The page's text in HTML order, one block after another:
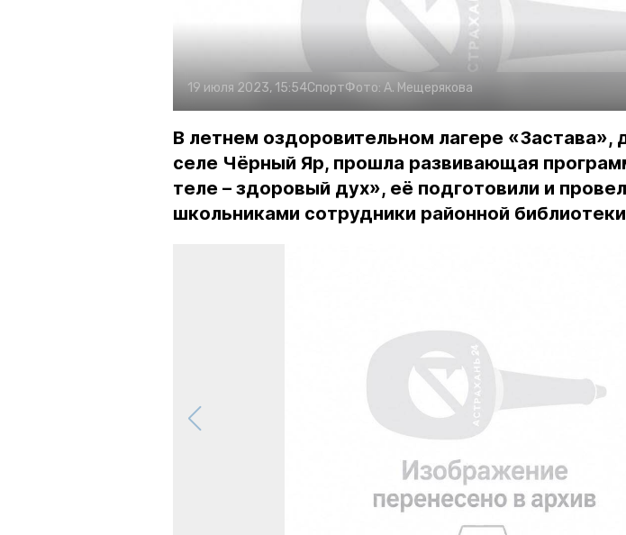
19 июля 2023, 15:54СпортФото: А. Мещерякова
В летнем оздоровительном лагере
селе Чёрный Яр, прошла развивающая
теле – здоровый дух», её подготовили и
школьниками сотрудники районной библиотеки